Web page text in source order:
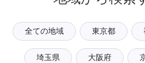
全ての地域 東京都
埼玉県 大阪府